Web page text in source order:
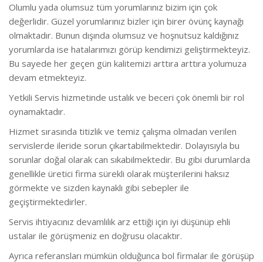
Olumlu yada olumsuz tüm yorumlarınız bizim için çok
değerlidir. Güzel yorumlarınız bizler için birer övünç kaynağı
olmaktadır. Bunun dışında olumsuz ve hoşnutsuz kaldığınız
yorumlarda ise hatalarımızı görüp kendimizi geliştirmekteyiz.
Bu sayede her geçen gün kalitemizi arttıra arttıra yolumuza
devam etmekteyiz.
Yetkili Servis hizmetinde ustalık ve beceri çok önemli bir rol
oynamaktadır.
Hizmet sırasında titizlik ve temiz çalışma olmadan verilen
servislerde ileride sorun çıkartabilmektedir. Dolayısıyla bu
sorunlar doğal olarak can sıkabilmektedir. Bu gibi durumlarda
genellikle üretici firma sürekli olarak müşterilerini haksız
görmekte ve sizden kaynaklı gibi sebepler ile
geçiştirmektedirler.
Servis ihtiyacınız devamlılık arz ettiği için iyi düşünüp ehli
ustalar ile görüşmeniz en doğrusu olacaktır.
Ayrıca referansları mümkün olduğunca bol firmalar ile görüşüp